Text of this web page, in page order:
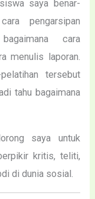
saya benar-
pengarsipan
cara
menulis laporan.
tersebut
tahu bagaimana
saya untuk
kritis, teliti,
di dunia sosial.